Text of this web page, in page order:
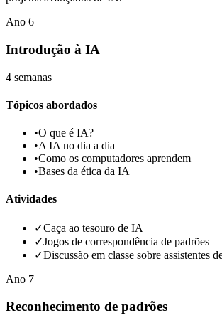
Ano 6
Introdução à IA
4 semanas
Tópicos abordados
•O que é IA?
•A IA no dia a dia
•Como os computadores aprendem
•Bases da ética da IA
Atividades
✓Caça ao tesouro de IA
✓Jogos de correspondência de padrões
✓Discussão em classe sobre assistentes
Ano 7
Reconhecimento de padrões